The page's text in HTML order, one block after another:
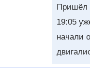
Пришёл
19:05
начали